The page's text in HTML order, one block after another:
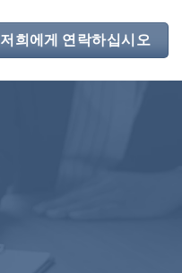
저희에게 연락하십시오